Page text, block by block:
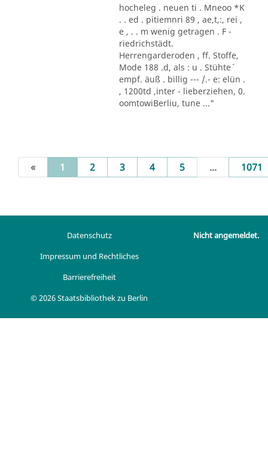
hocheleg . neuen ti . Mneoo *K
. . ed . pitiemnri 89 , ae,t,:, rei ,
e , . . m wenig getragen . F -
riedrichstädt.
Herrengarderoden , ff. Stoffe,
Mode 188 .d, als : u . Stühte´
empf. äuß . billig --- /.- e: elün .
, 1200td ,inter - lieberziehen, 0.
oomtowiBerliu, tune ..."
« 1 (current)
2 3 4 5 ... 1071
Datenschutz
Impressum und Rechtliches
Barrierefreiheit
© 2026 Staatsbibliothek zu Berlin
Nicht angemeldet.